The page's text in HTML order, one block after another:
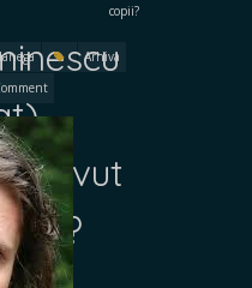
copii?
A avut
Arhiva